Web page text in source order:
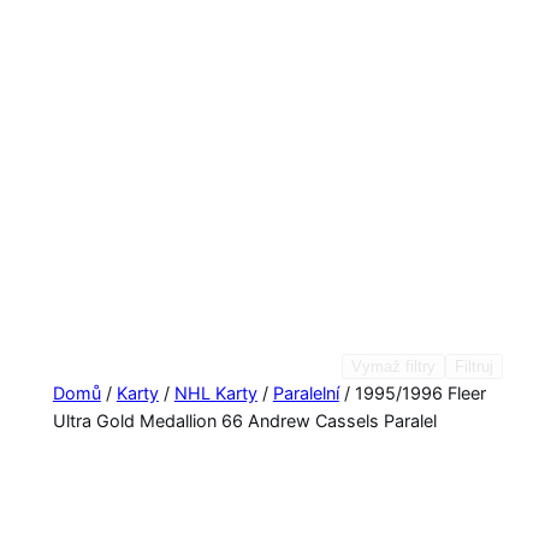
Domů/ Karty/ NHL Karty/ Paralelní/ 1995/1996 Fleer
Ultra Gold Medallion 66 Andrew Cassels Paralel